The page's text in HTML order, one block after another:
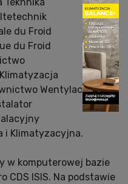
du Froid
du Froid
Wentylacja
i Klimatyzacyjna.
w komputerowej bazie
CDS ISIS. Na podstawie